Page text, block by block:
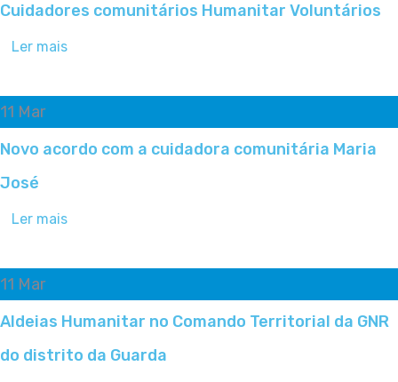
Cuidadores comunitários Humanitar Voluntários
Ler mais
11 Mar
Novo acordo com a cuidadora comunitária Maria
José
Ler mais
11 Mar
Aldeias Humanitar no Comando Territorial da GNR
do distrito da Guarda